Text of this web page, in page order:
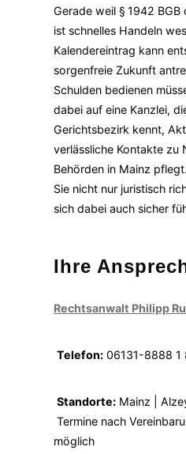
Gerade weil § 1942
ist schnelles Handeln
Kalendereintrag kann
sorgenfreie Zukunft
Schulden bedienen
dabei auf eine Kanzlei,
Gerichts­bezirk kennt,
verlässliche Kontakte zu
Behörden in Mainz
Sie nicht nur juristisch
sich dabei auch sicher
Ihre
Rechtsanwalt Philipp
Telefon: 06131-8888 1
Standorte: Mainz |
Termine nach
möglich